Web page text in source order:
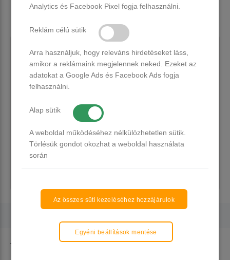
VILLÁMGYORS SZÁLLÍTÁS
A rendelésed 24 órán belül átadjuk GLS-nek, aki
2 munkanapon belül kiszállítja!
SZAKMAI SEGÍTSÉG
Írj nekünk a nap 24 órájában, a hét minden
További termékek
Analytics és Facebook Pixel fogja felhasználni.
Reklám célú sütik
Arra használjuk, hogy releváns hirdetéseket láss,
amikor a reklámaink megjelennek neked. Ezeket az
adatokat a Google Ads és Facebook Ads fogja
felhasználni.
Alap sütik
A weboldal működéséhez nélkülözhetetlen sütik.
Törlésük gondot okozhat a weboldal használata
során
Az összes süti kezeléséhez hozzájárulok
Egyéni beállítások mentése